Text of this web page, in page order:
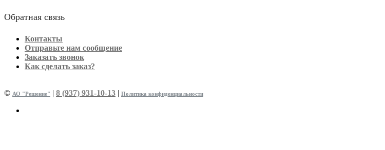
Обратная связь
Контакты
Отправьте нам сообщение
Заказать звонок
Как сделать заказ?
© АО "Решение" | 8 (937) 931-10-13 | Политика конфиденциальности